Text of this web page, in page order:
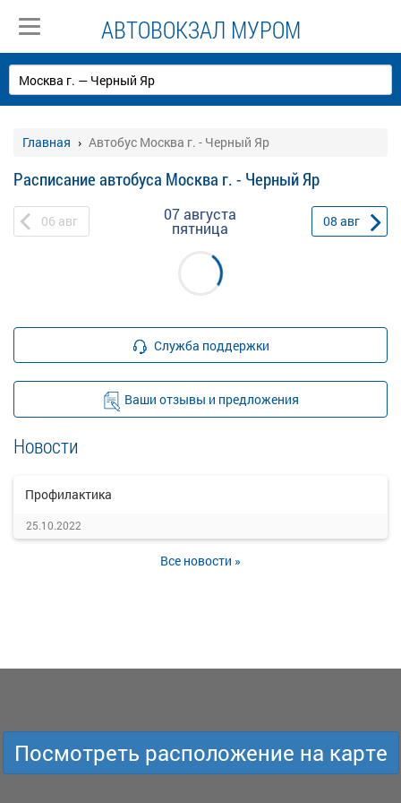
АВТОВОКЗАЛ МУРОМ
Главная Автобус Москва г. - Черный Яр
Расписание автобуса Москва г. - Черный Яр
06 авг 07 августа
пятница 08 авг
Служба поддержки
Ваши отзывы и предложения
Новости
Профилактика
25.10.2022
Все новости »
Посмотреть расположение на карте